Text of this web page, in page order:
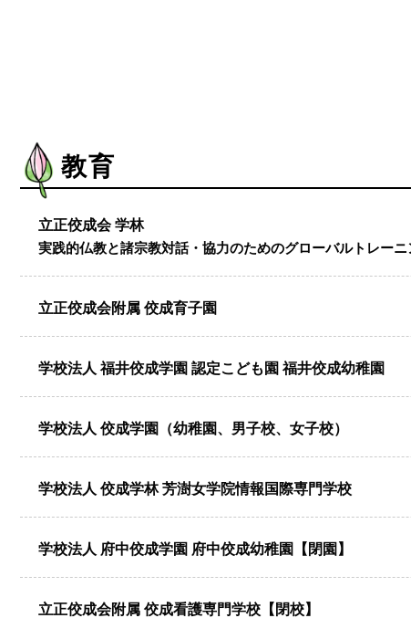
教育
立正佼成会 学林
実践的仏教と諸宗教対話・協力のためのグローバルトレー
立正佼成会附属 佼成育子園
学校法人 福井佼成学園 認定こども園 福井佼成幼稚園
学校法人 佼成学園 （幼稚園、男子校、女子校）
学校法人 佼成学林芳澍女学院情報国際専門学校
学校法人 府中佼成学園 府中佼成幼稚園【閉園】
立正佼成会附属 佼成看護専門学校【閉校】